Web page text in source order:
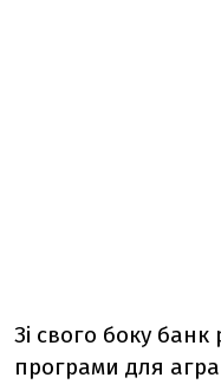
Зі свого боку банк
програми для